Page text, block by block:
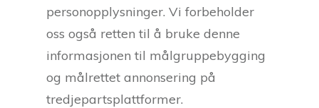
personopplysninger. Vi forbeholder
oss også retten til å bruke denne
informasjonen til målgruppebygging
og målrettet annonsering på
tredjepartsplattformer.